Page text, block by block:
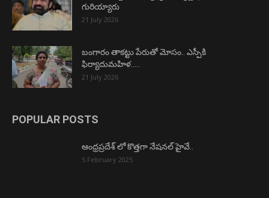
గురియ్యారు
21 July 2026
బంగారం తాకట్టు పేరుతో మోసం.. ఎస్పీకి
ఫిర్యాదుమహిళ…..
21 July 2026
POPULAR POSTS
ఆంధ్రప్రదేశ్ లో కొత్తగా నేషనల్ హైవే..
5 February 2025